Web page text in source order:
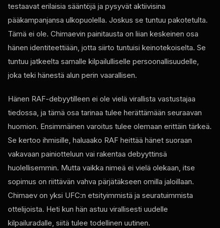
testaavat erilaisia ​​sääntöjä ja pysyvät aktiivisina
pääkampanjansa ulkopuolella. Joskus se tuntuu pakotetulta.
Tämä ei ole. Chimaevin painitausta on liian keskeinen osa
hänen identiteettiään, jotta siirto tuntuisi keinotekoiselta. Se
tuntuu jatkeelta samalle kilpailulliselle persoonallisuudelle,
joka teki hänestä alun perin vaarallisen.
Hänen RAF-debyytilleen ei ole vielä virallista vastustajaa
tiedossa, ja tämä osa tarinaa tulee herättämään seuraavan
huomion. Ensimmäinen varoitus tulee olemaan erittäin tärkeä.
Se kertoo ihmisille, haluaako RAF heittää hänet suoraan
vakavaan painiotteluun vai rakentaa debyyttinsä
huolellisemmin. Mutta vaikka nimeä ei vielä olekaan, itse
sopimus on riittävän vahva pärjätäkseen omilla jaloillaan.
Chimaev on yksi UFC:n etsityimmistä ja seuratuimmista
ottelijoista. Heti kun hän astuu virallisesti uudelle
kilpailuradalle, siitä tulee todellinen uutinen.